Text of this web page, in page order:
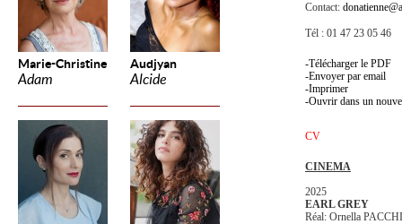
Marie-Christine
Adam
Audjyan
Alcide
Contact:
Tél : 01 47 23 05 46
Télécharger le PDF
Envoyer par email
Imprimer
Ouvrir dans un
CV
CINEMA
2025
EARL GREY
Réal: Ornella